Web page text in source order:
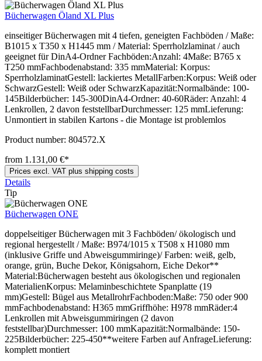
Bücherwagen Öland XL Plus
einseitiger Bücherwagen mit 4 tiefen, geneigten Fachböden / Maße:
B1015 x T350 x H1445 mm / Material: Sperrholzlaminat / auch
geeignet für DinA4-Ordner Fachböden:Anzahl: 4Maße: B765 x
T250 mmFachbodenabstand: 335 mmMaterial: Korpus:
SperrholzlaminatGestell: lackiertes MetallFarben:Korpus: Weiß oder
SchwarzGestell: Weiß oder SchwarzKapazität:Normalbände: 100-
145Bilderbücher: 145-300DinA4-Ordner: 40-60Räder: Anzahl: 4
Lenkrollen, 2 davon feststellbarDurchmesser: 125 mmLieferung:
Unmontiert in stabilen Kartons - die Montage ist problemlos
Product number: 804572.X
from 1.131,00 €*
Prices excl. VAT plus shipping costs
Details
Tip
Bücherwagen ONE
doppelseitiger Bücherwagen mit 3 Fachböden/ ökologisch und
regional hergestellt / Maße: B974/1015 x T508 x H1080 mm
(inklusive Griffe und Abweisgummiringe)/ Farben: weiß, gelb,
orange, grün, Buche Dekor, Königsahorn, Eiche Dekor**
Material:Bücherwagen besteht aus ökologischen und regionalen
MaterialienKorpus: Melaminbeschichtete Spanplatte (19
mm)Gestell: Bügel aus MetallrohrFachboden:Maße: 750 oder 900
mmFachbodenabstand: H365 mmGriffhöhe: H978 mmRäder:4
Lenkrollen mit Abweisgummiringen (2 davon
feststellbar)Durchmesser: 100 mmKapazität:Normalbände: 150-
225Bilderbücher: 225-450**weitere Farben auf AnfrageLieferung:
komplett montiert